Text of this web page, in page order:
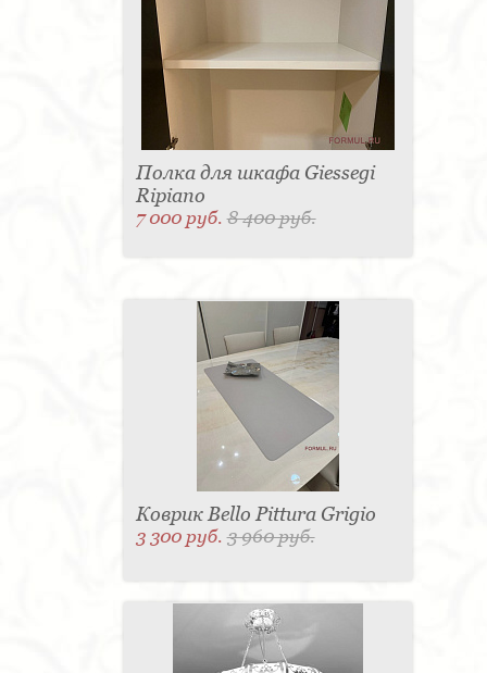
Полка для шкафа Giessegi
Ripiano
7 000 руб.8 400 руб.
Коврик Bello Pittura Grigio
3 300 руб.3 960 руб.